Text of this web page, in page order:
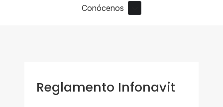
Conócenos
Reglamento Infonavit